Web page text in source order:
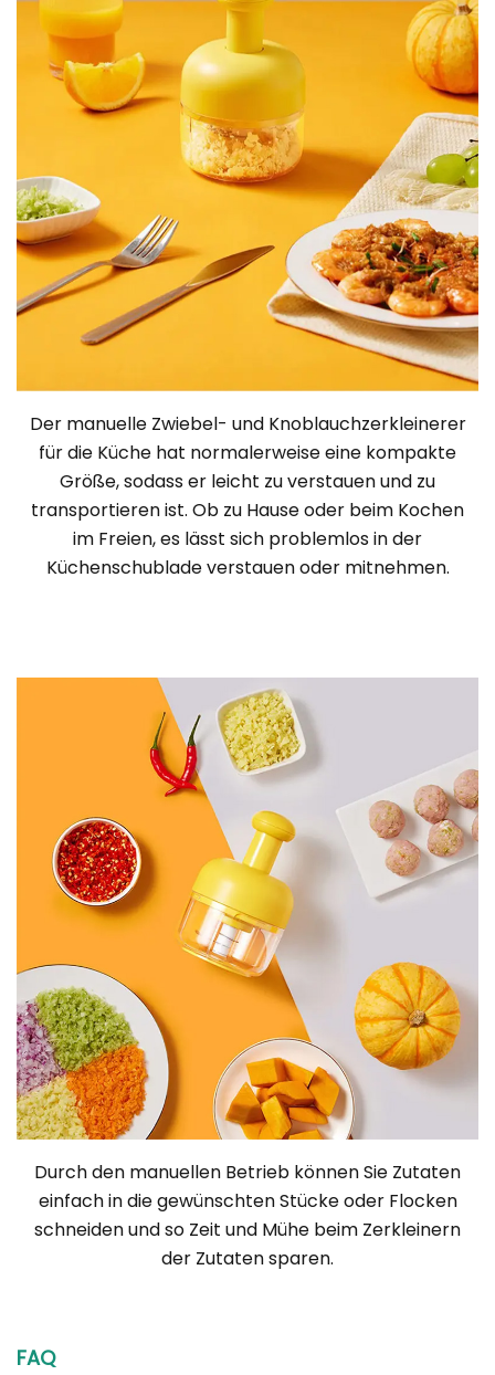
Der manuelle Zwiebel- und Knoblauchzerkleinerer
für die Küche hat normalerweise eine kompakte
Größe, sodass er leicht zu verstauen und zu
transportieren ist. Ob zu Hause oder beim Kochen
im Freien, es lässt sich problemlos in der
Küchenschublade verstauen oder mitnehmen.
Durch den manuellen Betrieb können Sie Zutaten
einfach in die gewünschten Stücke oder Flocken
schneiden und so Zeit und Mühe beim Zerkleinern
der Zutaten sparen.
FAQ